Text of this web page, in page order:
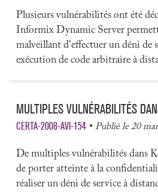
Plusieurs vulnérabilités ont été
Informix Dynamic Server
malveillant d'effectuer un déni de
exécution de code arbitraire à
MULTIPLES VULNÉRABILITÉS
CERTA-2008-AVI-154 Publié le 20
De multiples vulnérabilités dans
de porter atteinte à la
réaliser un déni de service à